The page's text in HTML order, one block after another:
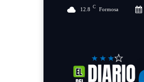
12.8 C Formosa